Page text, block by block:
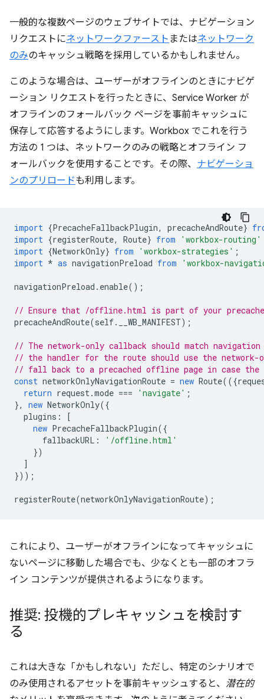
一般的な複数ページのウェブサイトでは、ナビゲーション
リクエストにネットワークファースト またはネットワーク
のみのキャッシュ戦略を採用しているかもしれません。
このような場合は、ユーザーがオフラインのときにナビゲ
ーション リクエストを行ったときに、Service Worker が
オフラインのフォールバック ページを事前キャッシュに
保存して応答するようにします。Workbox でこれを行う
方法の 1 つは、ネットワークのみの戦略とオフライン フ
ォールバックを使用することです。その際、 ナビゲーショ
ンのプリロードも利用します。
import {PrecacheFallbackPlugin, precacheAndRoute}
import {registerRoute, Route} from 'workbox-routing'
import {NetworkOnly} from 'workbox-strategies' ;
import * as navigationPreload from 'workbox-
navigationPreload . enable();
// Ensure that /offline.html is part of your
precacheAndRoute(self. __WB_MANIFEST);
// The network-only callback should match navigation
// the handler for the route should use the
// fall back to a precached offline page in case
const networkOnlyNavigationRoute = new Route(({
return request.mode === 'navigate' ;
},
new NetworkOnly({
plugins :
[
new PrecacheFallbackPlugin({
fallbackURL :
'/offline.html'
})
]
}));
registerRoute(networkOnlyNavigationRoute);
これにより、ユーザーがオフラインになってキャッシュに
ないページに移動した場合でも、少なくとも一部のオフラ
イン コンテンツが提供されるようになります。
推奨: 投機的プレキャッシュを検討す
る
これは大きな「かもしれない」ただし、特定のシナリオで
のみ使用されるアセットを事前キャッシュすると、 潜在的